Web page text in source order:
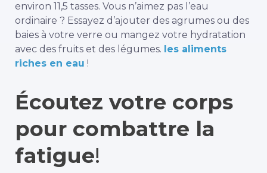
environ 11,5 tasses. Vous n’aimez pas l’eau
ordinaire ? Essayez d’ajouter des agrumes ou des
baies à votre verre ou mangez votre hydratation
avec des fruits et des légumes. les aliments
riches en eau !
Écoutez votre corps
pour combattre la
fatigue!